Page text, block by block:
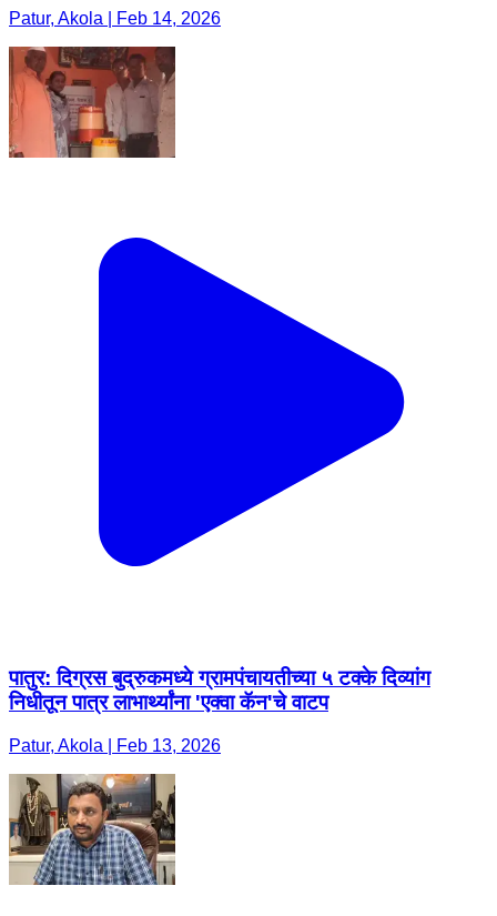
Patur, Akola | Feb 14, 2026
पातुर: दिग्रस बुद्रुकमध्ये ग्रामपंचायतीच्या ५ टक्के दिव्यांग
निधीतून पात्र लाभार्थ्यांना 'एक्वा कॅन'चे वाटप
Patur, Akola | Feb 13, 2026